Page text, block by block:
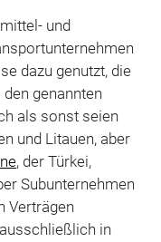
und
dazu genutzt, die
genannten
als sonst seien
und Litauen, aber
, der Türkei,
Subunternehmen
Verträgen
in